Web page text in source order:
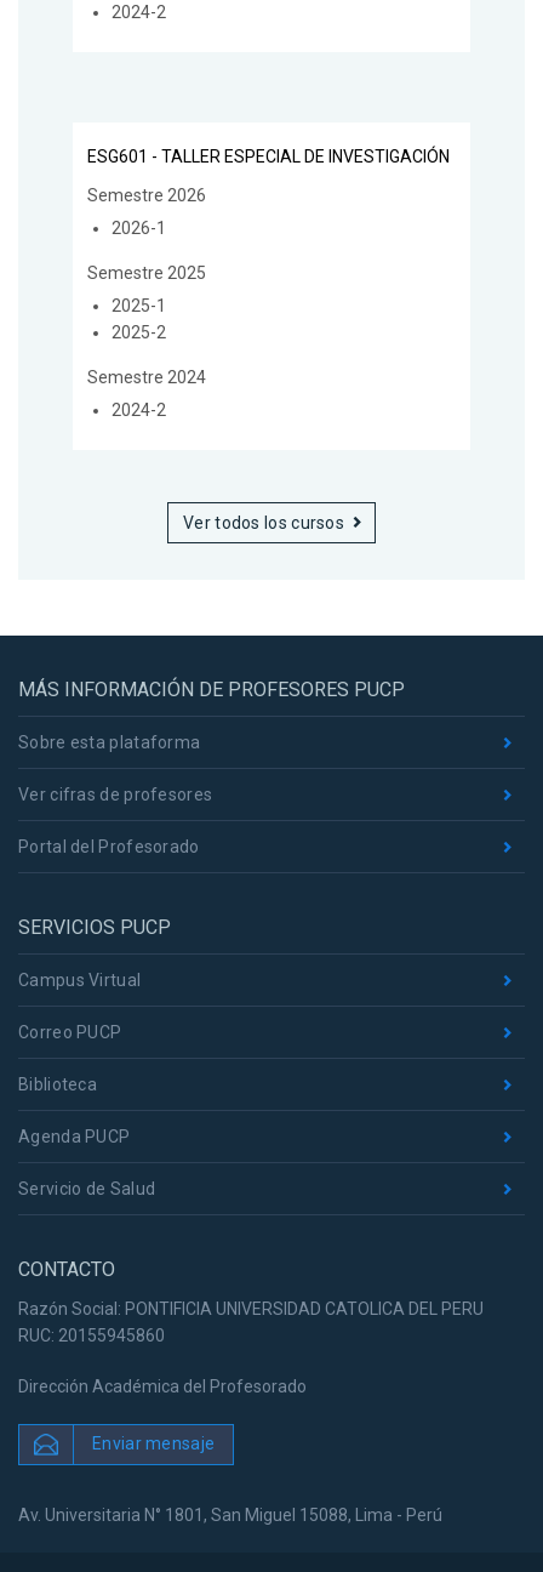
2024-2
ESG601 - TALLER ESPECIAL DE INVESTIGACIÓN
Semestre 2026
2026-1
Semestre 2025
2025-1
2025-2
Semestre 2024
2024-2
Ver todos los cursos
MÁS INFORMACIÓN DE PROFESORES PUCP
Sobre esta plataforma
Ver cifras de profesores
Portal del Profesorado
SERVICIOS PUCP
Campus Virtual
Correo PUCP
Biblioteca
Agenda PUCP
Servicio de Salud
CONTACTO
Razón Social: PONTIFICIA UNIVERSIDAD CATOLICA DEL PERU
RUC: 20155945860
Dirección Académica del Profesorado
Enviar mensaje
Av. Universitaria N° 1801, San Miguel 15088, Lima - Perú